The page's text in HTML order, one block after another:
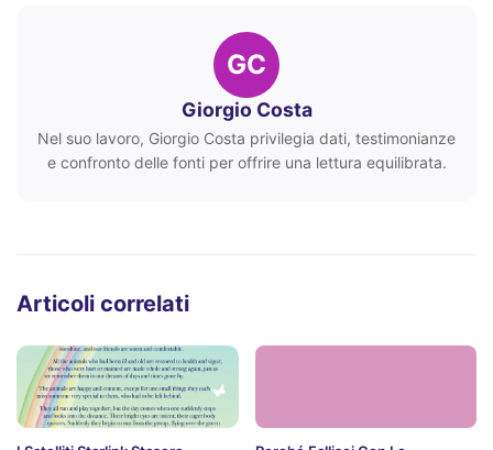
GC
Giorgio Costa
Nel suo lavoro, Giorgio Costa privilegia dati, testimonianze
e confronto delle fonti per offrire una lettura equilibrata.
Articoli correlati